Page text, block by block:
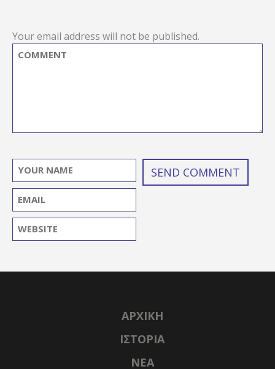
Your email address will not be published.
ΑΡΧΙΚΉ
ΙΣΤΟΡΊΑ
NΈΑ